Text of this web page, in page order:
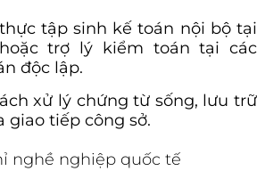
tập sinh kế toán nội bộ tại
trợ lý kiểm toán tại các
độc lập.
xử lý chứng từ sống, lưu trữ
giao tiếp công sở.
nghề nghiệp quốc tế